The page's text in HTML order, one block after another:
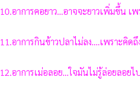
10.อาการคอยาว...อาจจะยาวเพิ่มขึ้น เ
11.อาการกินข้าวปลาไม่ลง....เพราะคิด
12.อาการเม่อลอย...ใจมันไม่รู้ล่อยลอย